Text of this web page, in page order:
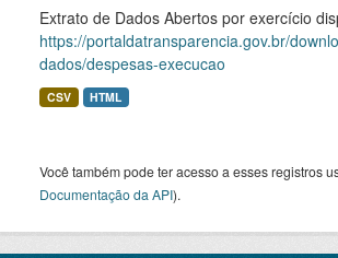
Extrato de Dados Abertos por exercício
https://portaldatransparencia.gov.br/
dados/despesas-execucao
CSV HTML
Você também pode ter acesso a esses registros
Documentação da API).